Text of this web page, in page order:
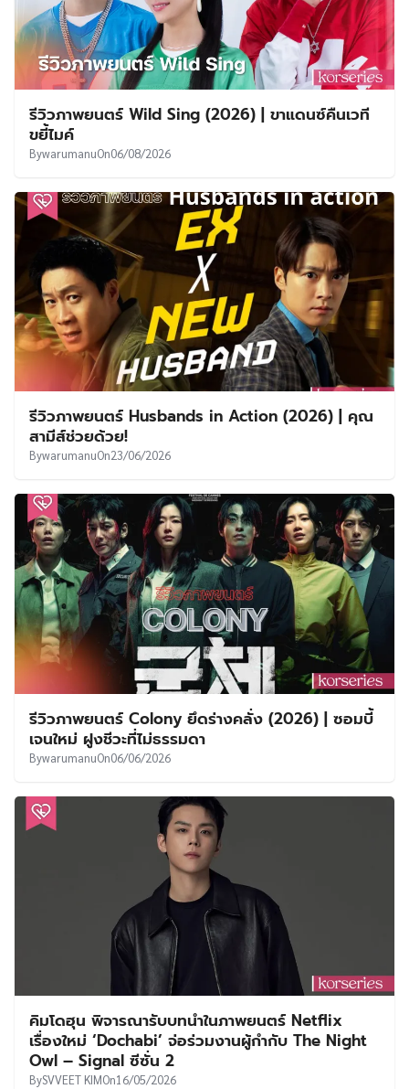
รีวิวภาพยนตร์ Wild Sing (2026) | ขาแดนซ์คืนเวที
ขยี้ไมค์
BywarumanuOn06/08/2026
รีวิวภาพยนตร์ Husbands in Action (2026) | คุณ
สามีส์ช่วยด้วย!
BywarumanuOn23/06/2026
รีวิวภาพยนตร์ Colony ยึดร่างคลั่ง (2026) | ซอมบี้
เจนใหม่ ฝูงชีวะที่ไม่ธรรมดา
BywarumanuOn06/06/2026
คิมโดฮุน พิจารณารับบทนำในภาพยนตร์ Netflix
เรื่องใหม่ ‘Dochabi’ จ่อร่วมงานผู้กำกับ The Night
Owl – Signal ซีซั่น 2
BySVVEET KIMOn16/05/2026